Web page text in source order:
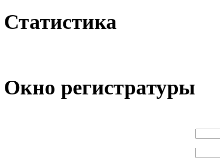
Статистика
Окно регистратуры